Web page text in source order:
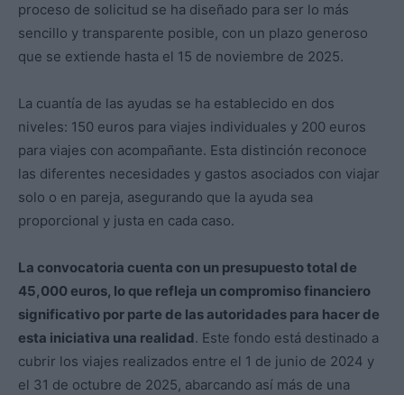
proceso de solicitud se ha diseñado para ser lo más
sencillo y transparente posible, con un plazo generoso
que se extiende hasta el 15 de noviembre de 2025.
La cuantía de las ayudas se ha establecido en dos
niveles: 150 euros para viajes individuales y 200 euros
para viajes con acompañante. Esta distinción reconoce
las diferentes necesidades y gastos asociados con viajar
solo o en pareja, asegurando que la ayuda sea
proporcional y justa en cada caso.
La convocatoria cuenta con un presupuesto total de
45,000 euros, lo que refleja un compromiso financiero
significativo por parte de las autoridades para hacer de
esta iniciativa una realidad. Este fondo está destinado a
cubrir los viajes realizados entre el 1 de junio de 2024 y
el 31 de octubre de 2025, abarcando así más de una